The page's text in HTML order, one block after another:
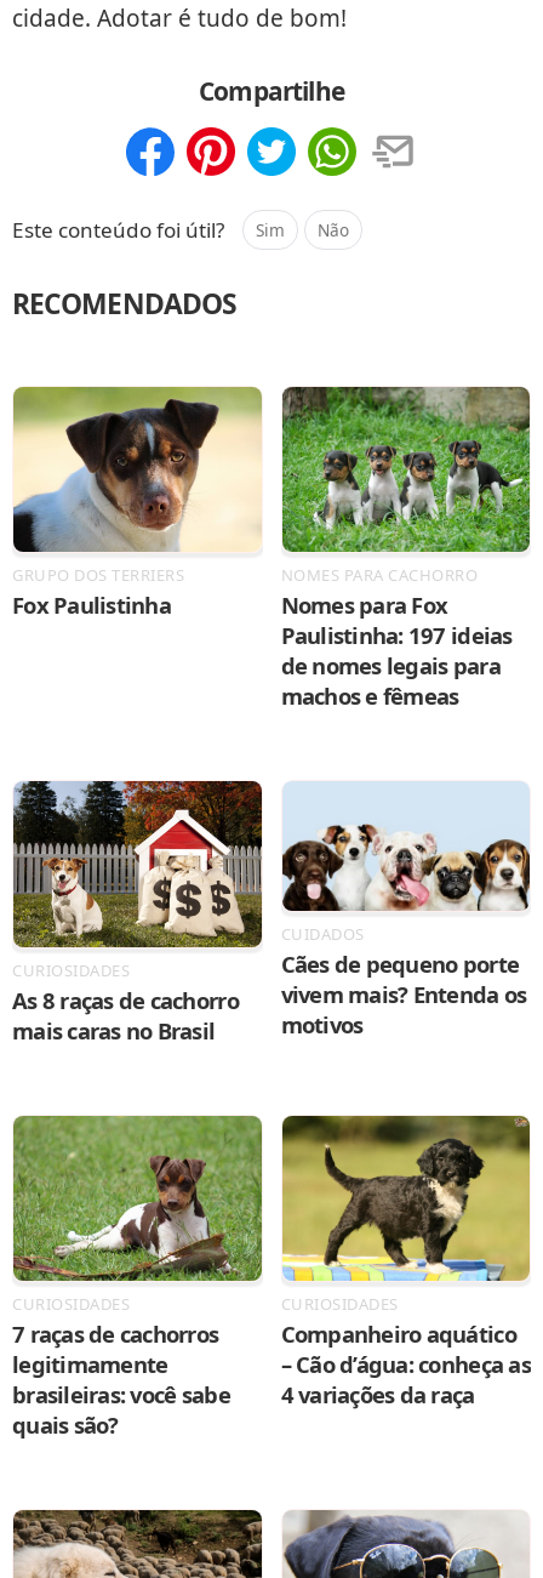
cidade. Adotar é tudo de bom!
Compartilhe
Este conteúdo foi útil? Sim Não
RECOMENDADOS
GRUPO DOS TERRIERS
Fox Paulistinha
NOMES PARA CACHORRO
Nomes para Fox
Paulistinha: 197 ideias
de nomes legais para
machos e fêmeas
CURIOSIDADES
As 8 raças de cachorro
mais caras no Brasil
CUIDADOS
Cães de pequeno porte
vivem mais? Entenda os
motivos
CURIOSIDADES
7 raças de cachorros
legitimamente
brasileiras: você sabe
quais são?
CURIOSIDADES
Companheiro aquático
– Cão d’água: conheça as
4 variações da raça